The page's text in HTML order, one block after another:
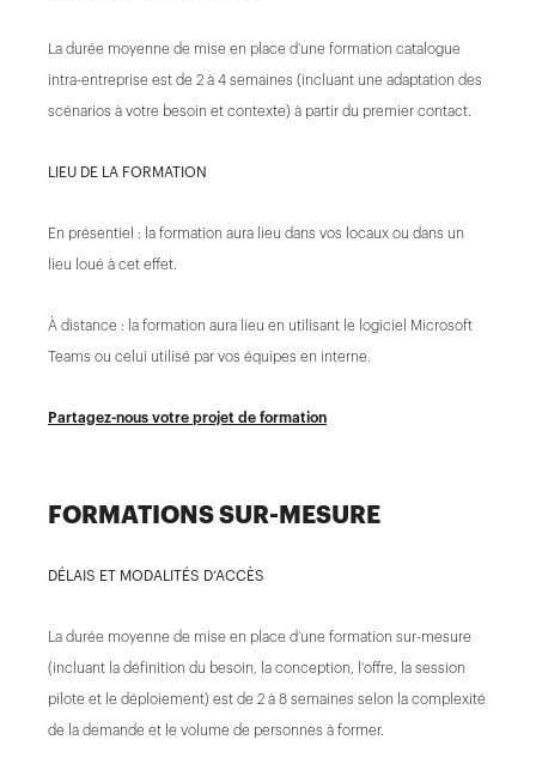
La durée moyenne de mise en place d’une formation catalogue
intra-entreprise est de 2 à 4 semaines (incluant une adaptation des
scénarios à votre besoin et contexte) à partir du premier contact.
LIEU DE LA FORMATION
En présentiel : la formation aura lieu dans vos locaux ou dans un
lieu loué à cet effet.
À distance : la formation aura lieu en utilisant le logiciel Microsoft
Teams ou celui utilisé par vos équipes en interne.
Partagez-nous votre projet de formation
FORMATIONS SUR-MESURE
DÉLAIS ET MODALITÉS D’ACCÈS
La durée moyenne de mise en place d’une formation sur-mesure
(incluant la définition du besoin, la conception, l’offre, la session
pilote et le déploiement) est de 2 à 8 semaines selon la complexité
de la demande et le volume de personnes à former.